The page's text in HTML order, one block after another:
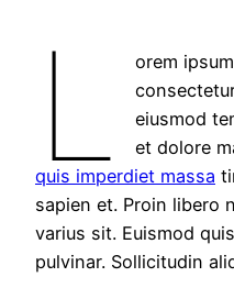
L
orem
eiusmod
et dolore
quis imperdiet massa
sapien et. Proin libero
varius sit. Euismod
pulvinar. Sollicitudin